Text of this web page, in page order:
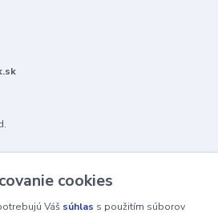
cookies
Váš súhlas s použitím súborov